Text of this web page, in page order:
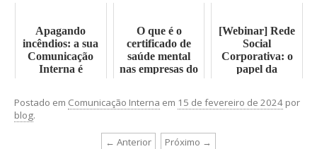
Apagando
incêndios: a sua
Comunicação
Interna é
O que é o
certificado de
saúde mental
nas empresas do
[Webinar] Rede
Social
Corporativa: o
papel da
Postado em Comunicação Interna em 15 de fevereiro de 2024 por
blog.
← Anterior Próximo →